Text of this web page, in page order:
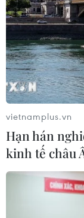
Phó Tổng Biên
THỦY
Sở hữu trí tuệ
RSS
Ngôn ngữ
Dịch vụ tin
Liên hệ
Giấy phép số:
vietnamplus.vn
Hạn hán
kinh tế châu